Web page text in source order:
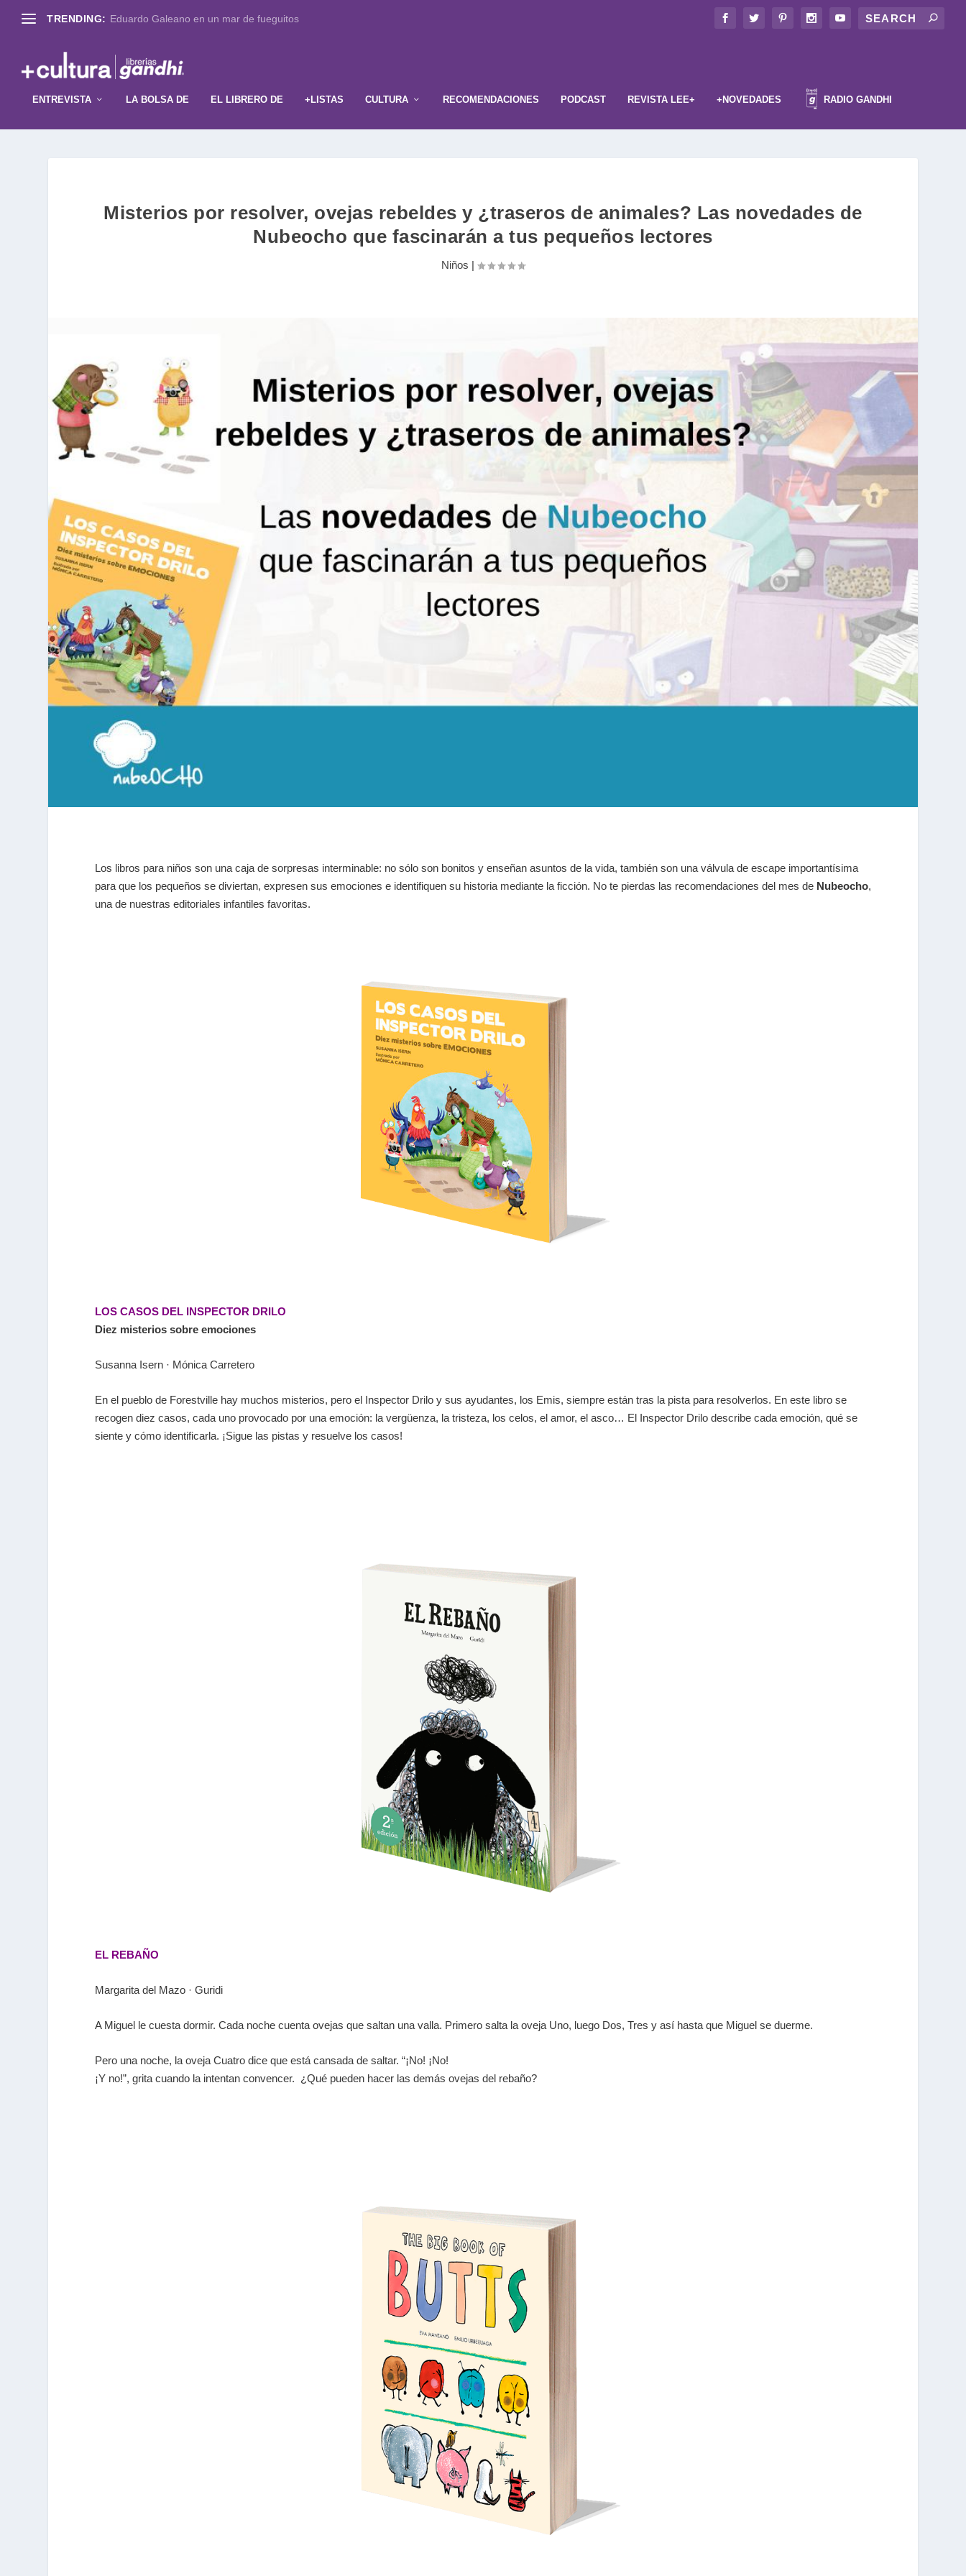
TRENDING: Eduardo Galeano en un mar de fueguitos
ENTREVISTA LA BOLSA DE EL LIBRERO DE +LISTAS CULTURA RECOMENDACIONES PODCAST REVISTA LEE+ +NOVEDADES RADIO GANDHI
Misterios por resolver, ovejas rebeldes y ¿traseros de animales? Las novedades de
Nubeocho que fascinarán a tus pequeños lectores
Niños
Los libros para niños son una caja de sorpresas interminable: no sólo son bonitos y enseñan asuntos de la vida, también son una válvula de escape importantísima
para que los pequeños se diviertan, expresen sus emociones e identifiquen su historia mediante la ficción. No te pierdas las recomendaciones del mes de Nubeocho,
una de nuestras editoriales infantiles favoritas.
LOS CASOS DEL INSPECTOR DRILO
Diez misterios sobre emociones
Susanna Isern · Mónica Carretero
En el pueblo de Forestville hay muchos misterios, pero el Inspector Drilo y sus ayudantes, los Emis, siempre están tras la pista para resolverlos. En este libro se
recogen diez casos, cada uno provocado por una emoción: la vergüenza, la tristeza, los celos, el amor, el asco… El Inspector Drilo describe cada emoción, qué se
siente y cómo identificarla. ¡Sigue las pistas y resuelve los casos!
EL REBAÑO
Margarita del Mazo · Guridi
A Miguel le cuesta dormir. Cada noche cuenta ovejas que saltan una valla. Primero salta la oveja Uno, luego Dos, Tres y así hasta que Miguel se duerme.
Pero una noche, la oveja Cuatro dice que está cansada de saltar. “¡No! ¡No!
¡Y no!”, grita cuando la intentan convencer. ¿Qué pueden hacer las demás ovejas del rebaño?